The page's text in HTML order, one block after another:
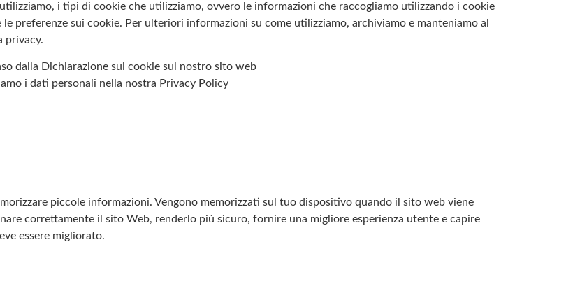
i tipi di cookie che utilizziamo, ovvero le informazioni che raccogliamo utilizzando i cookie
preferenze sui cookie. Per ulteriori informazioni su come utilizziamo, archiviamo e manteniamo al
privacy.
dalla Dichiarazione sui cookie sul nostro sito web
i dati personali nella nostra Privacy Policy
piccole informazioni. Vengono memorizzati sul tuo dispositivo quando il sito web viene
correttamente il sito Web, renderlo più sicuro, fornire una migliore esperienza utente e capire
essere migliorato.